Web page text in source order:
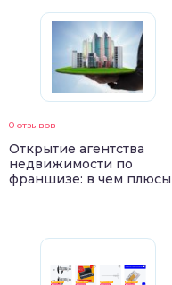
0 отзывов
Открытие агентства
недвижимости по
франшизе: в чем плюсы